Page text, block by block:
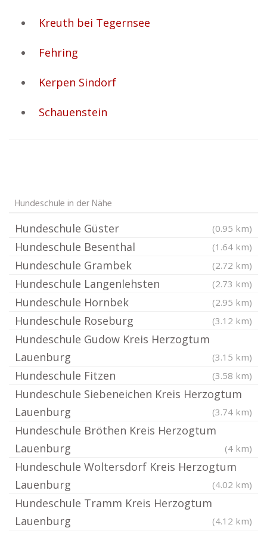
Kreuth bei Tegernsee
Fehring
Kerpen Sindorf
Schauenstein
Hundeschule in der Nähe
Hundeschule Güster (0.95 km)
Hundeschule Besenthal (1.64 km)
Hundeschule Grambek (2.72 km)
Hundeschule Langenlehsten (2.73 km)
Hundeschule Hornbek (2.95 km)
Hundeschule Roseburg (3.12 km)
Hundeschule Gudow Kreis Herzogtum
Lauenburg
(3.15 km)
Hundeschule Fitzen (3.58 km)
Hundeschule Siebeneichen Kreis Herzogtum
Lauenburg
(3.74 km)
Hundeschule Bröthen Kreis Herzogtum
Lauenburg
(4 km)
Hundeschule Woltersdorf Kreis Herzogtum
Lauenburg
(4.02 km)
Hundeschule Tramm Kreis Herzogtum
Lauenburg
(4.12 km)